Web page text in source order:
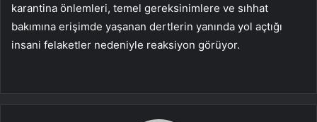
karantina önlemleri, temel gereksinimlere ve sıhhat
bakımına erişimde yaşanan dertlerin yanında yol açtığı
insani felaketler nedeniyle reaksiyon görüyor.